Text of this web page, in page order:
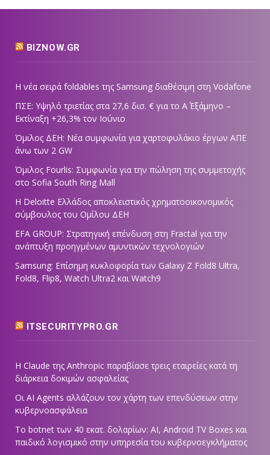
BIZNOW.GR
Η νέα σειρά foldables της Samsung διαθέσιμη στη Vodafone
ΠΣΕ: Υψηλό τριετίας στα 27,6 δισ. € για το Α΄ Εξάμηνο –
Εκτίναξη +26,3% τον Ιούνιο
Όμιλος ΔΕΗ: Νέα συμφωνία για χαρτοφυλάκιο έργων ΑΠΕ
άνω των 2 GW
Όμιλος Fourlis: Συμφωνία για την πώληση της συμμετοχής
στο Sofia South Ring Mall
Η Deloitte Ελλάδος αποκλειστικός χρηματοοικονομικός
σύμβουλος του Ομίλου ΔΕΗ
EFA GROUP: Στρατηγική επένδυση στη Fractal για την
ανάπτυξη προηγμένων αμυντικών τεχνολογιών
Samsung: Επίσημη κυκλοφορία των Galaxy Z Fold8 Ultra,
Fold8, Flip8, Watch Ultra2 και Watch9
ITSECURITYPRO.GR
Η Claude της Anthropic παραβίασε τρεις εταιρείες κατά τη
διάρκεια δοκιμών ασφαλείας
Οι AI Agents αλλάζουν τον χάρτη των επενδύσεων στην
κυβερνοασφάλεια
Το botnet των 40 εκατ. δολαρίων: AI, Android TV Boxes και
παιδικό λογισμικό στην υπηρεσία του κυβερνοεγκλήματος